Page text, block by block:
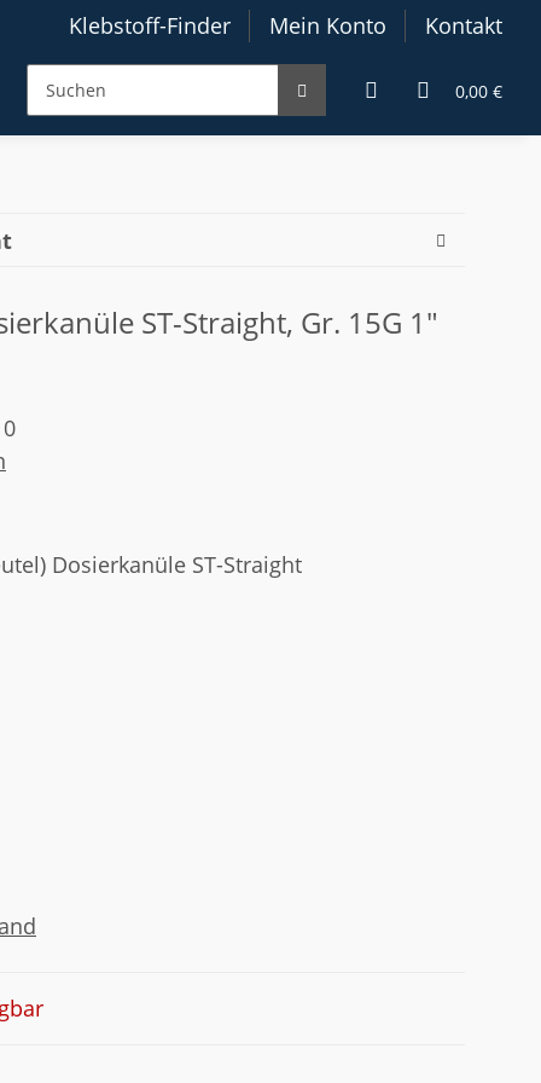
Klebstoff-Finder Mein Konto Kontakt
0,00 €
ST-Straight, Gr. 15G 1"
Dosierkanüle ST-Straight